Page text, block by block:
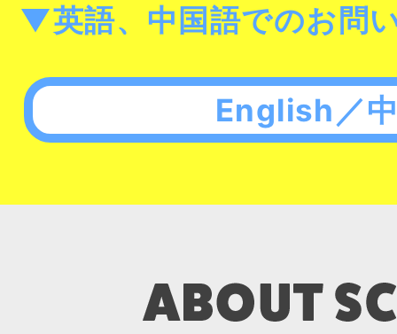
▼英語、中国語でのお問
English／